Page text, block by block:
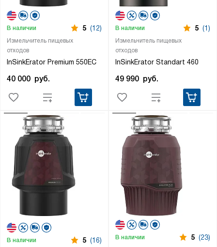
Измельчитель пищевых
отходов
InSinkErator Premium 550EC
В наличии 5 (12)
40 000 руб.
Измельчитель пищевых
отходов
InSinkErator Standart 460
В наличии 5 (1)
49 990 руб.
В наличии 5 (16) В наличии 5 (23)